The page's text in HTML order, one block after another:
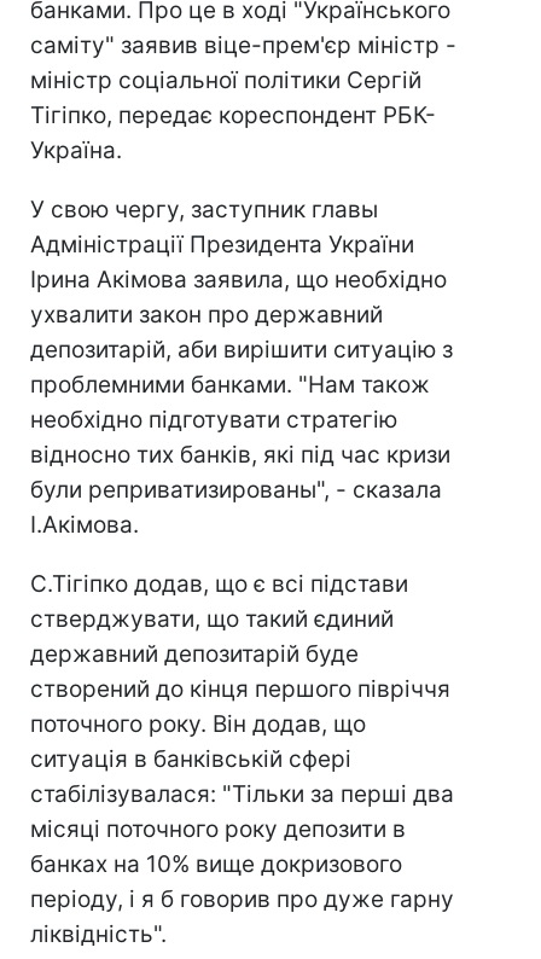
банками. Про це в ході "Українського
саміту" заявив віце-прем'єр міністр -
міністр соціальної політики Сергій
Тігіпко, передає кореспондент РБК-
Україна.
У свою чергу, заступник главы
Адміністрації Президента України
Ірина Акімова заявила, що необхідно
ухвалити закон про державний
депозитарій, аби вирішити ситуацію з
проблемними банками. "Нам також
необхідно підготувати стратегію
відносно тих банків, які під час кризи
були реприватизированы", - сказала
І.Акімова.
С.Тігіпко додав, що є всі підстави
стверджувати, що такий єдиний
державний депозитарій буде
створений до кінця першого півріччя
поточного року. Він додав, що
ситуація в банківській сфері
стабілізувалася: "Тільки за перші два
місяці поточного року депозити в
банках на 10% вище докризового
періоду, і я б говорив про дуже гарну
ліквідність".